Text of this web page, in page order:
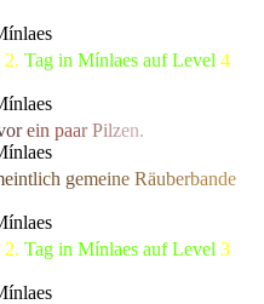
2. Tag in Mínlaes auf Level 4
or ein paar Pilzen.
eintlich gemeine Räuberbande
2. Tag in Mínlaes auf Level 3